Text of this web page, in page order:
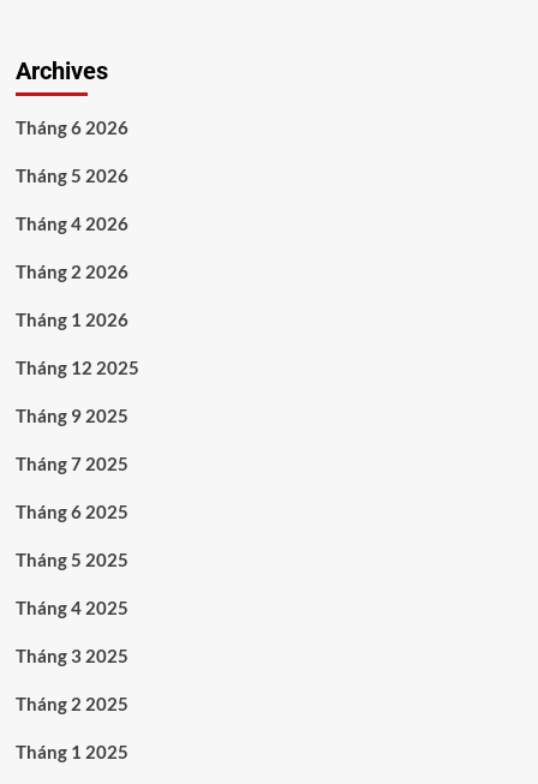
Archives
Tháng 6 2026
Tháng 5 2026
Tháng 4 2026
Tháng 2 2026
Tháng 1 2026
Tháng 12 2025
Tháng 9 2025
Tháng 7 2025
Tháng 6 2025
Tháng 5 2025
Tháng 4 2025
Tháng 3 2025
Tháng 2 2025
Tháng 1 2025